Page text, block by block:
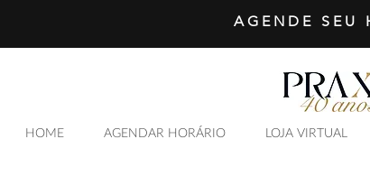
AGENDE SEU
HOME AGENDAR HORÁRIO LOJA VIRTUAL